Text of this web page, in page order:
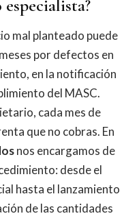
mal planteado puede
por defectos en
en la notificación
del MASC.
cada mes de
que no cobras. En
nos encargamos de
desde el
hasta el lanzamiento
de las cantidades